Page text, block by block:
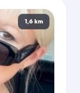
1,6 km